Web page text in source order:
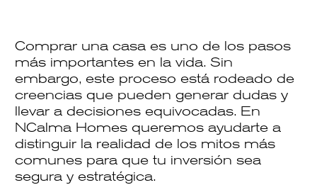
Comprar una casa es uno de los pasos
más importantes en la vida. Sin
embargo, este proceso está rodeado de
creencias que pueden generar dudas y
llevar a decisiones equivocadas. En
NCalma Homes queremos ayudarte a
distinguir la realidad de los mitos más
comunes para que tu inversión sea
segura y estratégica.